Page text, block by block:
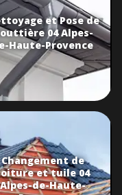
et Pose de
04 Alpes-
Haute-Provence
Changement de
et tuile 04
Alpes-de-Haute-